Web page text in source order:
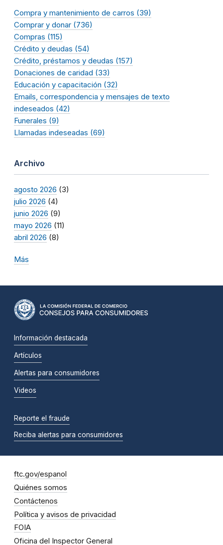
Compra y mantenimiento de carros (39)
Comprar y donar (736)
Compras (115)
Crédito y deudas (54)
Crédito, préstamos y deudas (157)
Donaciones de caridad (33)
Educación y capacitación (32)
Emails, correspondencia y mensajes de texto
indeseados (42)
Funerales (9)
Llamadas indeseadas (69)
Archivo
agosto 2026 (3)
julio 2026 (4)
junio 2026 (9)
mayo 2026 (11)
abril 2026 (8)
Más
Información destacada
Artículos
Alertas para consumidores
Videos
Reporte el fraude
Reciba alertas para consumidores
ftc.gov/espanol
Quiénes somos
Contáctenos
Política y avisos de privacidad
FOIA
Oficina del Inspector General